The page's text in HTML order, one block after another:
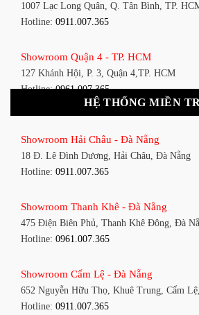
1007 Lạc Long Quân, Q. Tân Bình, TP.
Hotline: 0911.007.365
Showroom Quận 4 - TP. HCM
127 Khánh Hội, P. 3, Quận 4,TP. HCM
Hotline:0961.007.365
1411 Đường 3/2, P. 16, Quận 11, TP. HCM
Hotline:0911.007.365
1448 Huỳnh Tấn Phát, Phú Thuận, Quận 7,
Hotline:0961.007.365
348 Đ. Bạch Đằng, P. 14, Bình Thạnh, TP
Hotline:0911.007.365
HỆ THỐNG MIỀN
Showroom Hải Châu - Đà Nẵng
18 Đ. Lê Đình Dương, Hải Châu, Đà Nẵng
Hotline: 0911.007.365
Showroom Thanh Khê - Đà Nẵng
475 Điện Biên Phủ, Thanh Khê Đông, Đà
Hotline: 0961.007.365
Showroom Cẩm Lệ - Đà Nẵng
652 Nguyễn Hữu Thọ, Khuê Trung, Cẩm
Hotline: 0911.007.365